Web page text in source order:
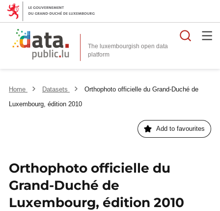
The luxembourgish open data
platform
Home Datasets
Orthophoto officielle du Grand-Duché de
Luxembourg, édition 2010
Add to favourites
Orthophoto officielle du
Grand-Duché de
Luxembourg, édition 2010